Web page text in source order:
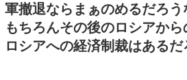
軍撤退ならまぁのめるだろう
もちろんその後のロシアか
ロシアへの経済制裁はあるだ